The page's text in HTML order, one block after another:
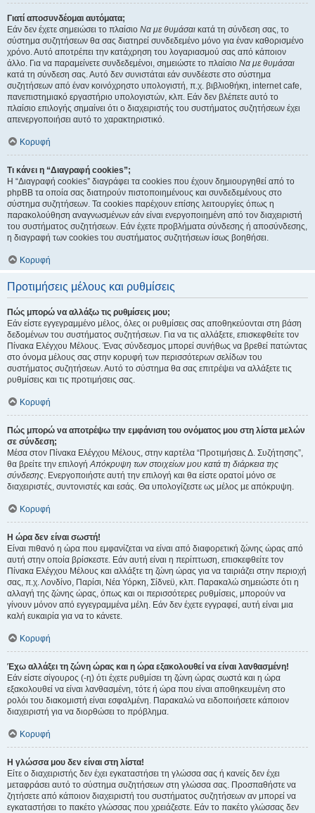
Γιατί αποσυνδέομαι αυτόματα;
Εάν δεν έχετε σημειώσει το πλαίσιο Να με θυμάσαι κατά τη σύνδεση σας, το
σύστημα συζητήσεων θα σας διατηρεί συνδεδεμένο μόνο για έναν καθορισμένο
χρόνο. Αυτό αποτρέπει την κατάχρηση του λογαριασμού σας από κάποιον
άλλο. Για να παραμείνετε συνδεδεμένοι, σημειώστε το πλαίσιο Να με θυμάσαι
κατά τη σύνδεση σας. Αυτό δεν συνιστάται εάν συνδέεστε στο σύστημα
συζητήσεων από έναν κοινόχρηστο υπολογιστή, π.χ. βιβλιοθήκη, internet cafe,
πανεπιστημιακό εργαστήριο υπολογιστών, κλπ. Εάν δεν βλέπετε αυτό το
πλαίσιο επιλογής σημαίνει ότι ο διαχειριστής του συστήματος συζητήσεων έχει
απενεργοποιήσει αυτό το χαρακτηριστικό.
Κορυφή
Τι κάνει η “Διαγραφή cookies”;
Η “Διαγραφή cookies” διαγράφει τα cookies που έχουν δημιουργηθεί από το
phpBB τα οποία σας διατηρούν πιστοποιημένους και συνδεδεμένους στο
σύστημα συζητήσεων. Τα cookies παρέχουν επίσης λειτουργίες όπως η
παρακολούθηση αναγνωσμένων εάν είναι ενεργοποιημένη από τον διαχειριστή
του συστήματος συζητήσεων. Εάν έχετε προβλήματα σύνδεσης ή αποσύνδεσης,
η διαγραφή των cookies του συστήματος συζητήσεων ίσως βοηθήσει.
Κορυφή
Προτιμήσεις μέλους και ρυθμίσεις
Πώς μπορώ να αλλάξω τις ρυθμίσεις μου;
Εάν είστε εγγεγραμμένο μέλος, όλες οι ρυθμίσεις σας αποθηκεύονται στη βάση
δεδομένων του συστήματος συζητήσεων. Για να τις αλλάξετε, επισκεφθείτε τον
Πίνακα Ελέγχου Μέλους. Ένας σύνδεσμος μπορεί συνήθως να βρεθεί πατώντας
στο όνομα μέλους σας στην κορυφή των περισσότερων σελίδων του
συστήματος συζητήσεων. Αυτό το σύστημα θα σας επιτρέψει να αλλάξετε τις
ρυθμίσεις και τις προτιμήσεις σας.
Κορυφή
Πώς μπορώ να αποτρέψω την εμφάνιση του ονόματος μου στη λίστα μελών
σε σύνδεση;
Μέσα στον Πίνακα Ελέγχου Μέλους, στην καρτέλα “Προτιμήσεις Δ. Συζήτησης”,
θα βρείτε την επιλογήΑπόκρυψη των στοιχείων μου κατά τη διάρκεια της
σύνδεσης. Ενεργοποιήστε αυτή την επιλογή και θα είστε ορατοί μόνο σε
διαχειριστές, συντονιστές και εσάς. Θα υπολογίζεστε ως μέλος με απόκρυψη.
Κορυφή
Η ώρα δεν είναι σωστή!
Είναι πιθανό η ώρα που εμφανίζεται να είναι από διαφορετική ζώνης ώρας από
αυτή στην οποία βρίσκεστε. Εάν αυτή είναι η περίπτωση, επισκεφθείτε τον
Πίνακα Ελέγχου Μέλους και αλλάξτε τη ζώνη ώρας για να ταιριάζει στην περιοχή
σας, π.χ. Λονδίνο, Παρίσι, Νέα Υόρκη, Σίδνεϋ, κλπ. Παρακαλώ σημειώστε ότι η
αλλαγή της ζώνης ώρας, όπως και οι περισσότερες ρυθμίσεις, μπορούν να
γίνουν μόνον από εγγεγραμμένα μέλη. Εάν δεν έχετε εγγραφεί, αυτή είναι μια
καλή ευκαιρία για να το κάνετε.
Κορυφή
Έχω αλλάξει τη ζώνη ώρας και η ώρα εξακολουθεί να είναι λανθασμένη!
Εάν είστε σίγουρος (-η) ότι έχετε ρυθμίσει τη ζώνη ώρας σωστά και η ώρα
εξακολουθεί να είναι λανθασμένη, τότε ή ώρα που είναι αποθηκευμένη στο
ρολόι του διακομιστή είναι εσφαλμένη. Παρακαλώ να ειδοποιήσετε κάποιον
διαχειριστή για να διορθώσει το πρόβλημα.
Κορυφή
Η γλώσσα μου δεν είναι στη λίστα!
Είτε ο διαχειριστής δεν έχει εγκαταστήσει τη γλώσσα σας ή κανείς δεν έχει
μεταφράσει αυτό το σύστημα συζητήσεων στη γλώσσα σας. Προσπαθήστε να
ζητήσετε από κάποιον διαχειριστή του συστήματος συζητήσεων αν μπορεί να
εγκαταστήσει το πακέτο γλώσσας που χρειάζεστε. Εάν το πακέτο γλώσσας δεν